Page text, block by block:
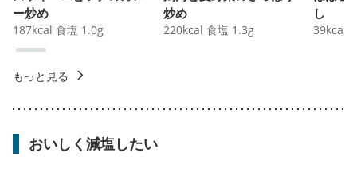
ー炒め
187kcal 食塩 1.0g
炒め
220kcal 食塩 1.3g
し
39kcal
もっと見る
おいしく減塩したい